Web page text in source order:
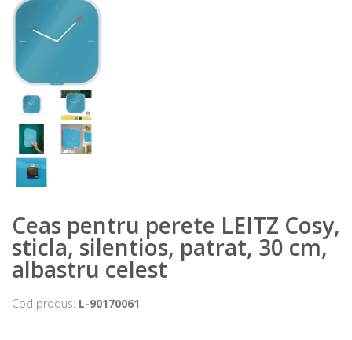
Ceas pentru perete LEITZ Cosy,
sticla, silentios, patrat, 30 cm,
albastru celest
Cod produs: L-90170061